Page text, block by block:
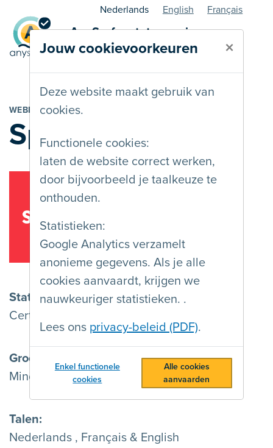
Jouw cookievoorkeuren ×
Deze website maakt gebruik van
cookies.
Functionele cookies:
laten de website correct werken,
door bijvoorbeeld je taalkeuze te
onthouden.
Statistieken:
Google Analytics verzamelt
anonieme gegevens. Als je alle
cookies aanvaardt, krijgen we
nauwkeuriger statistieken. .
Lees ons privacy-beleid (PDF).
Enkel functionele
cookies
Alle cookies
aanvaarden
AnySurfer statuspagina -
webbouwer
Nederlands English Français
WEBBEDRIJF
Spade
Status
Certified
Grootte
Minder dan 15 werknemers
Talen
Nederlands , Français & English